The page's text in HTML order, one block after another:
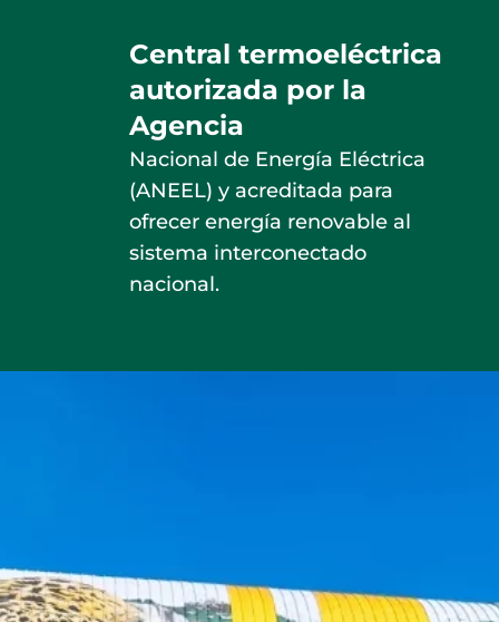
Central termoeléctrica
autorizada por la
Agencia
Nacional de Energía Eléctrica
(ANEEL) y acreditada para
ofrecer energía renovable al
sistema interconectado
nacional.